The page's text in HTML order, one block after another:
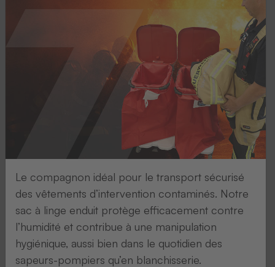
pour
toutes
les
exigences,
de
l’appareil
Le compagnon idéal pour le transport sécurisé
des vêtements d’intervention contaminés. Notre
sac à linge enduit protège efficacement contre
l’humidité et contribue à une manipulation
hygiénique, aussi bien dans le quotidien des
sapeurs-pompiers qu’en blanchisserie.